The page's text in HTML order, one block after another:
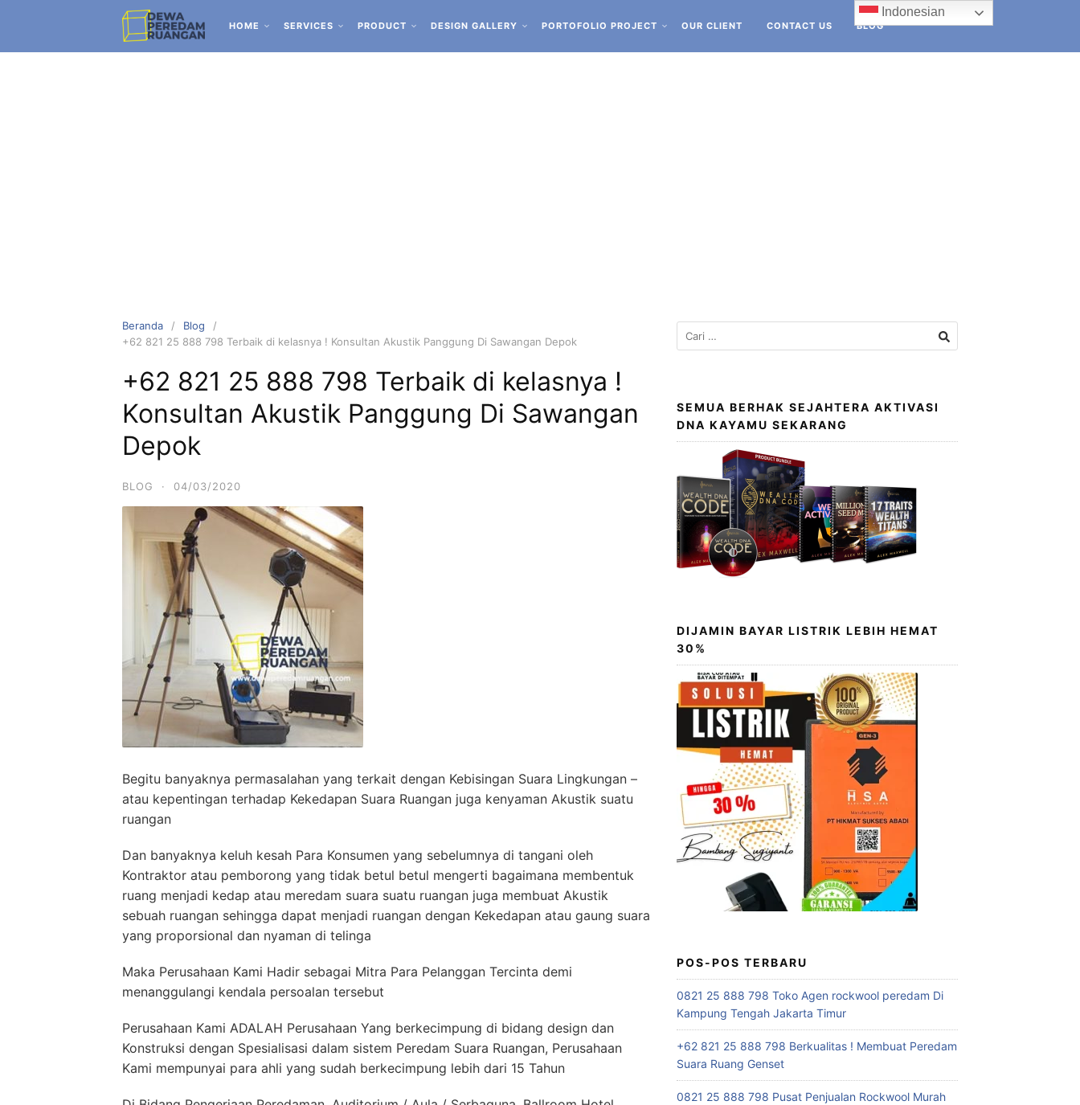
HOME SERVICES PRODUCT DESIGN GALLERY PORTOFOLIO PROJECT OUR CLIENT CONTACT US BLOG
Beranda
Blog
+62 821 25 888 798 Terbaik di kelasnya ! Konsultan Akustik Panggung Di Sawangan Depok
+62 821 25 888 798 Terbaik di kelasnya !
Konsultan Akustik Panggung Di Sawangan
Depok
BLOG · 04/03/2020
Begitu banyaknya permasalahan yang terkait dengan Kebisingan Suara Lingkungan –
atau kepentingan terhadap Kekedapan Suara Ruangan juga kenyaman Akustik suatu
ruangan
Dan banyaknya keluh kesah Para Konsumen yang sebelumnya di tangani oleh
Kontraktor atau pemborong yang tidak betul betul mengerti bagaimana membentuk
ruang menjadi kedap atau meredam suara suatu ruangan juga membuat Akustik
sebuah ruangan sehingga dapat menjadi ruangan dengan Kekedapan atau gaung suara
yang proporsional dan nyaman di telinga
Maka Perusahaan Kami Hadir sebagai Mitra Para Pelanggan Tercinta demi
menanggulangi kendala persoalan tersebut
Perusahaan Kami ADALAH Perusahaan Yang berkecimpung di bidang design dan
Konstruksi dengan Spesialisasi dalam sistem Peredam Suara Ruangan, Perusahaan
Kami mempunyai para ahli yang sudah berkecimpung lebih dari 15 Tahun
SEMUA BERHAK SEJAHTERA AKTIVASI
DNA KAYAMU SEKARANG
DIJAMIN BAYAR LISTRIK LEBIH HEMAT
30%
POS-POS TERBARU
0821 25 888 798 Toko Agen rockwool peredam Di
Kampung Tengah Jakarta Timur
+62 821 25 888 798 Berkualitas ! Membuat Peredam
Suara Ruang Genset
0821 25 888 798 Pusat Penjualan Rockwool Murah
Indonesian